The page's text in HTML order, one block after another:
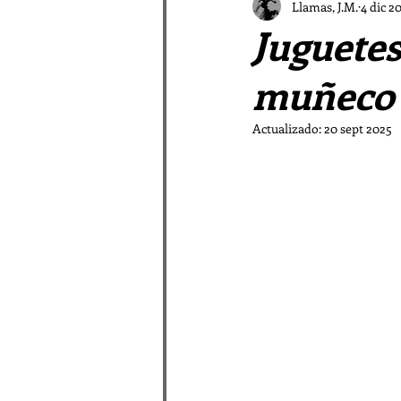
El Vampiro Malagueño
Patrística a las Afueras
Llamas, J.M.4 dic
Actualizado:20 sept 2025